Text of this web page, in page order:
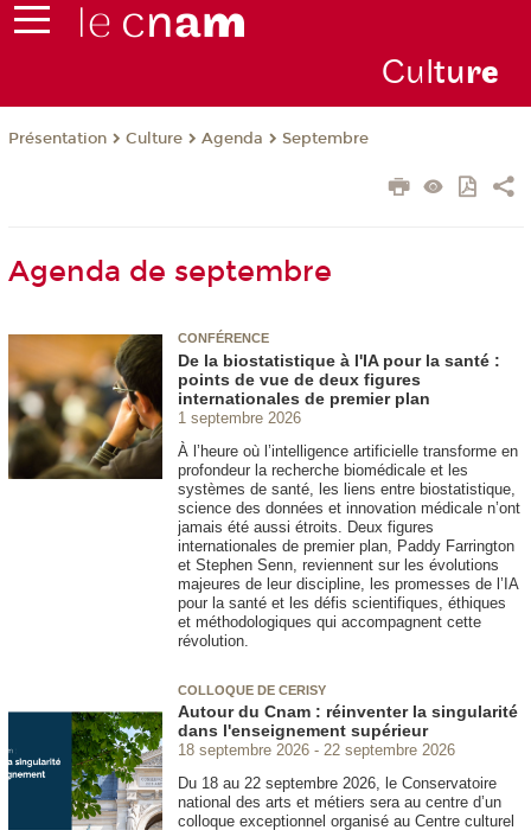
Culture
Présentation Culture Agenda Septembre
Agenda de septembre
CONFÉRENCE
De la biostatistique à l'IA pour la santé :
points de vue de deux figures
internationales de premier plan
1 septembre 2026
À l’heure où l’intelligence artificielle transforme en
profondeur la recherche biomédicale et les
systèmes de santé, les liens entre biostatistique,
science des données et innovation médicale n’ont
jamais été aussi étroits. Deux figures
internationales de premier plan, Paddy Farrington
et Stephen Senn, reviennent sur les évolutions
majeures de leur discipline, les promesses de l’IA
pour la santé et les défis scientifiques, éthiques
et méthodologiques qui accompagnent cette
révolution.
COLLOQUE DE CERISY
Autour du Cnam : réinventer la singularité
dans l'enseignement supérieur
18 septembre 2026
22 septembre 2026
Du 18 au 22 septembre 2026, le Conservatoire
national des arts et métiers sera au centre d’un
colloque exceptionnel organisé au Centre culturel